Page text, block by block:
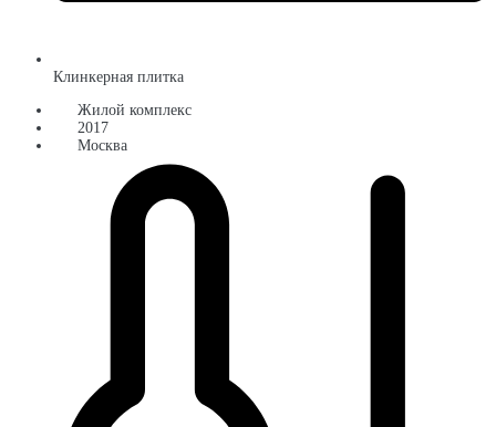
Клинкерная плитка
Жилой комплекс
2017
Москва